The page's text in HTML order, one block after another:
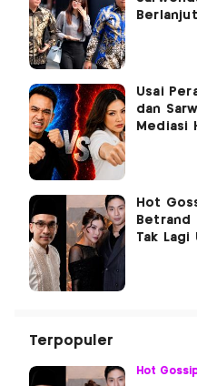
Usai
dan
Mediasi
Hot
Betrand
Tak Lagi
Terpopuler
Hot